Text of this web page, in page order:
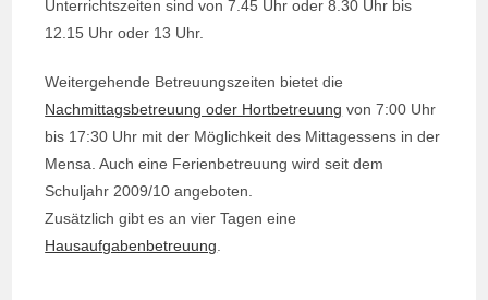
Unterrichtszeiten sind von 7.45 Uhr oder 8.30 Uhr bis
12.15 Uhr oder 13 Uhr.
Weitergehende Betreuungszeiten bietet die
Nachmittagsbetreuung oder Hortbetreuung von 7:00 Uhr
bis 17:30 Uhr mit der Möglichkeit des Mittagessens in der
Mensa. Auch eine Ferienbetreuung wird seit dem
Schuljahr 2009/10 angeboten.
Zusätzlich gibt es an vier Tagen eine
Hausaufgabenbetreuung